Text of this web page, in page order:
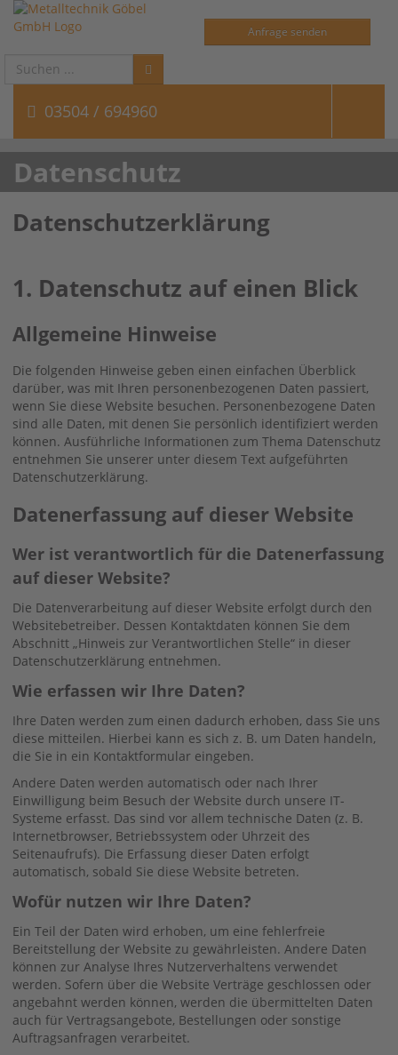
Anfrage senden
Suchen
03504 / 694960
Datenschutz
Datenschutzerklärung
1. Datenschutz auf einen Blick
Allgemeine Hinweise
Die folgenden Hinweise geben einen einfachen Überblick
darüber, was mit Ihren personenbezogenen Daten passiert,
wenn Sie diese Website besuchen. Personenbezogene Daten
sind alle Daten, mit denen Sie persönlich identifiziert werden
können. Ausführliche Informationen zum Thema Datenschutz
entnehmen Sie unserer unter diesem Text aufgeführten
Datenschutzerklärung.
Datenerfassung auf dieser Website
Wer ist verantwortlich für die Datenerfassung
auf dieser Website?
Die Datenverarbeitung auf dieser Website erfolgt durch den
Websitebetreiber. Dessen Kontaktdaten können Sie dem
Abschnitt „Hinweis zur Verantwortlichen Stelle“ in dieser
Datenschutzerklärung entnehmen.
Wie erfassen wir Ihre Daten?
Ihre Daten werden zum einen dadurch erhoben, dass Sie uns
diese mitteilen. Hierbei kann es sich z. B. um Daten handeln,
die Sie in ein Kontaktformular eingeben.
Andere Daten werden automatisch oder nach Ihrer
Einwilligung beim Besuch der Website durch unsere IT-
Systeme erfasst. Das sind vor allem technische Daten (z. B.
Internetbrowser, Betriebssystem oder Uhrzeit des
Seitenaufrufs). Die Erfassung dieser Daten erfolgt
automatisch, sobald Sie diese Website betreten.
Wofür nutzen wir Ihre Daten?
Ein Teil der Daten wird erhoben, um eine fehlerfreie
Bereitstellung der Website zu gewährleisten. Andere Daten
können zur Analyse Ihres Nutzerverhaltens verwendet
werden. Sofern über die Website Verträge geschlossen oder
angebahnt werden können, werden die übermittelten Daten
auch für Vertragsangebote, Bestellungen oder sonstige
Auftragsanfragen verarbeitet.